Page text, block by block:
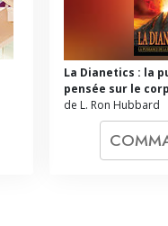
La Dianetics : la
pensée sur le
de L. Ron Hubbard